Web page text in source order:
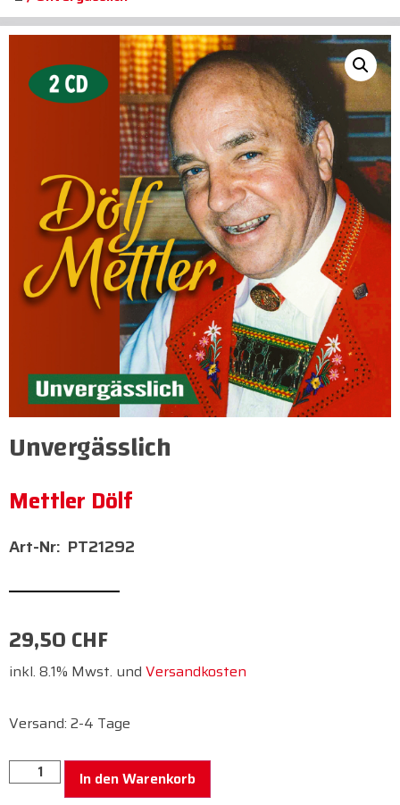
Unvergässlich
Mettler Dölf
PT21292
29,50CHF
inkl. 8.1% Mwst. und Versandkosten
Versand: 2-4 Tage
In den Warenkorb